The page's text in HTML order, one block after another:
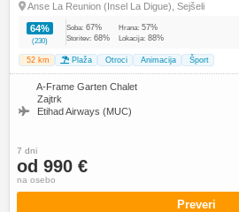
Anse La Reunion (Insel La Digue), Sejšeli
64%
(230)
Soba: 67% Hrana: 57%
Storitev: 68% Lokacija: 88%
52 km Plaža Otroci Animacija Šport
A-Frame Garten Chalet
Zajtrk
Etihad Airways (MUC)
7 dni
od 990 €
na osebo
Preveri